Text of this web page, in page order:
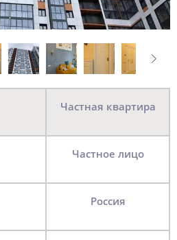
Частная квартира
Частное лицо
Россия